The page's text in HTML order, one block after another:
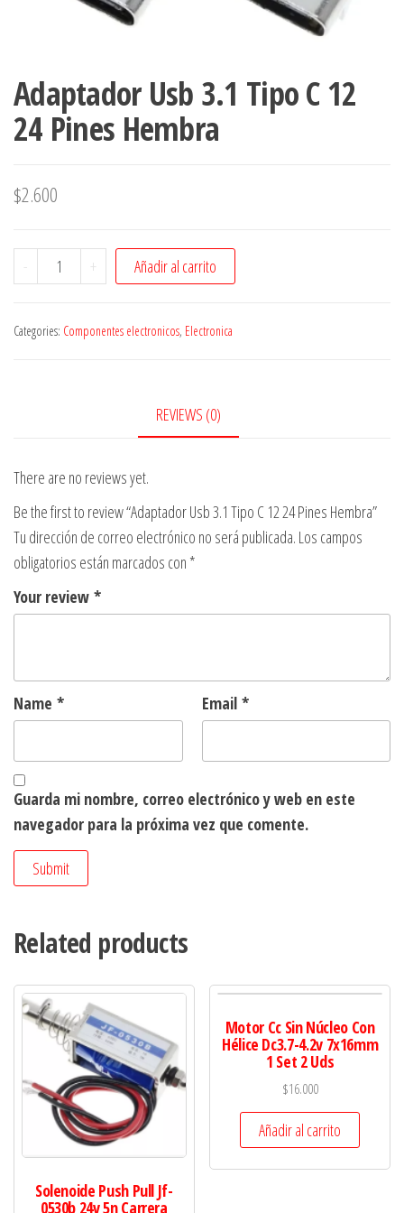
Adaptador Usb 3.1 Tipo C 12
24 Pines Hembra
$2.600
-
Adaptador
Usb
Tipo
quantity
+ Añadir al carrito
Categories: Componentes electronicos, Electronica
REVIEWS (0)
There are no reviews yet.
Be the first to review “Adaptador Usb 3.1 Tipo C 12 24 Pines Hembra”
Tu dirección de correo electrónico no será publicada. Los campos
obligatorios están marcados con *
Your review *
Name * Email *
Guarda mi nombre, correo electrónico y web en este
navegador para la próxima vez que comente.
Related products
Solenoide Push Pull Jf-
0530b 24v 5n Carrera
Motor Cc Sin Núcleo Con
Hélice Dc3.7-4.2v 7x16mm
1 Set 2 Uds
$16.000
Añadir al carrito